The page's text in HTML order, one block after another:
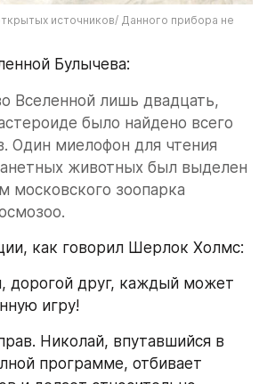
источников/ Данного прибора не
Булычева:
Вселенной лишь двадцать,
было найдено всего
Один миелофон для чтения
животных был выделен
московского зоопарка
как говорил Шерлок Холмс:
дорогой друг, каждый может
игру!
Николай, впутавшийся в
программе, отбивает